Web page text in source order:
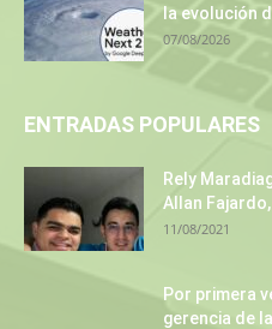
la evolución
07/08/2026
ENTRADAS POPULARES
Rely
Allan
11/08/2021
Por primera
gerencia de la